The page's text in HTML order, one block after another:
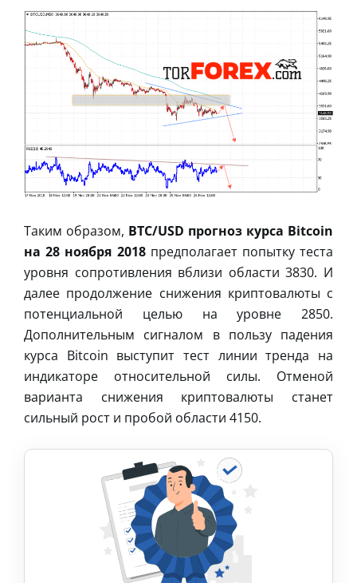
Таким образом, BTC/USD прогноз курса Bitcoin
на 28 ноября 2018предполагает попытку теста
уровня сопротивления вблизи области 3830. И
далее продолжение снижения криптовалюты с
потенциальной целью на уровне 2850.
Дополнительным сигналом в пользу падения
курса Bitcoin выступит тест линии тренда на
индикаторе относительной силы. Отменой
варианта снижения криптовалюты станет
сильный рост и пробой области 4150.